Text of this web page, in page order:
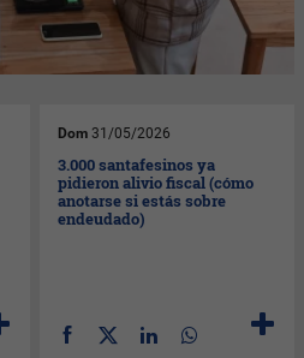
Dom 31/05/2026
3.000 santafesinos ya
pidieron alivio fiscal (cómo
anotarse si estás sobre
endeudado)